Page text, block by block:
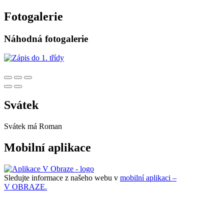
Fotogalerie
Náhodná fotogalerie
Svátek
Svátek má Roman
Mobilní aplikace
Sledujte informace z našeho webu v mobilní aplikaci –
V OBRAZE.